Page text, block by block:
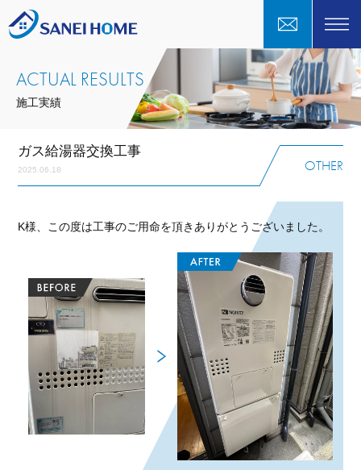
ACTUAL RESULTS
施工実績
OTHER
ガス給湯器交換工事
2025.06.18
K様、この度は工事のご用命を頂きありがとうございました。